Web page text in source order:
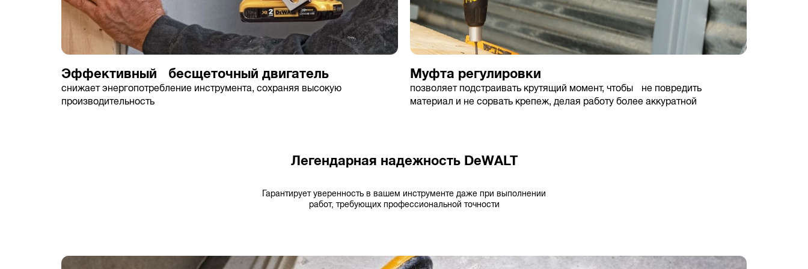
Эффективный бесщеточный двигатель
снижает энергопотребление инструмента, сохраняя высокую
производительность
Муфта регулировки
позволяет подстраивать крутящий момент, чтобы не повредить
материал и не сорвать крепеж, делая работу более аккуратной
Легендарная надежность DeWALT
Гарантирует уверенность в вашем инструменте даже при выполнении
работ, требующих профессиональной точности